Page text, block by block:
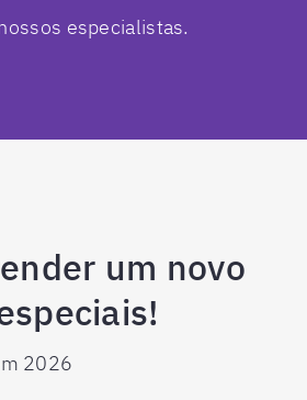
especialistas.
um novo
2026